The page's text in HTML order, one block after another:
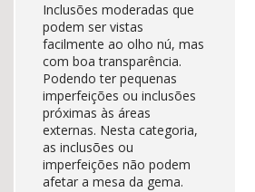
Inclusões moderadas que
podem ser vistas
facilmente ao olho nú, mas
com boa transparência.
Podendo ter pequenas
imperfeições ou inclusões
próximas às áreas
externas. Nesta categoria,
as inclusões ou
imperfeições não podem
afetar a mesa da gema.